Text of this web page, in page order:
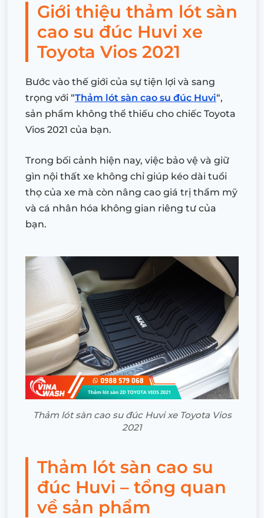
Giới thiệu thảm lót sàn
cao su đúc Huvi xe
Toyota Vios 2021
Bước vào thế giới của sự tiện lợi và sang
trọng với “Thảm lót sàn cao su đúc Huvi“,
sản phẩm không thể thiếu cho chiếc Toyota
Vios 2021 của bạn.
Trong bối cảnh hiện nay, việc bảo vệ và giữ
gìn nội thất xe không chỉ giúp kéo dài tuổi
thọ của xe mà còn nâng cao giá trị thẩm mỹ
và cá nhân hóa không gian riêng tư của
bạn.
Thảm lót sàn cao su đúc Huvi xe Toyota Vios
2021
Thảm lót sàn cao su
đúc Huvi – tổng quan
về sản phẩm